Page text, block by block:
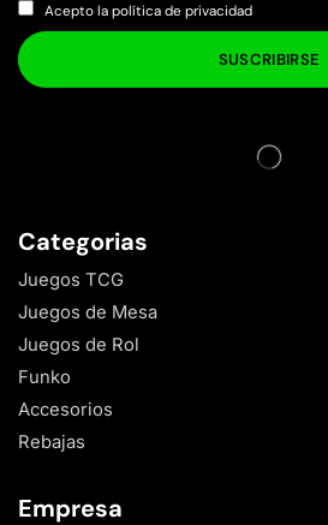
Acepto la política de privacidad
Categorias
Juegos TCG
Juegos de Mesa
Juegos de Rol
Funko
Accesorios
Rebajas
Empresa